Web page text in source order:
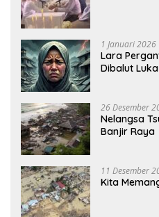
1 Januari 2026
Lara
Dibalut Luka
26 Desember
Nelangsa
Banjir Raya
11 Desember
Kita